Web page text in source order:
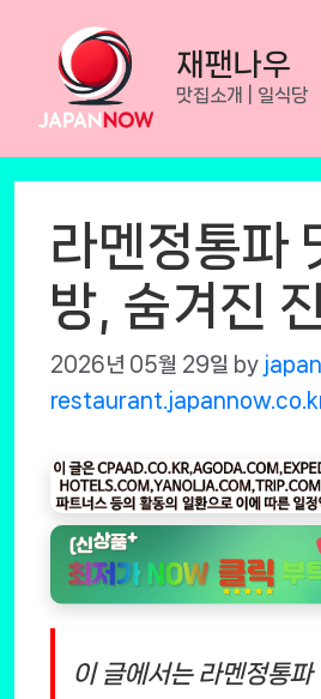
content
재팬나우
맛집소개 | 일식당
라멘정통파
방, 숨겨진
2026년 05월 29일 by
이 글에서는 라멘정통